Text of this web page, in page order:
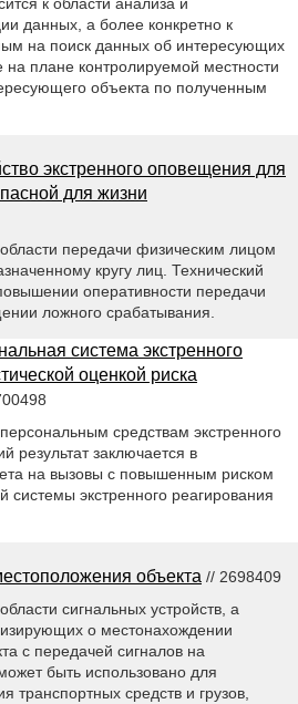
данных, а более конкретно к
на поиск данных об интересующих
на плане контролируемой местности
объекта по полученным
экстренного оповещения для
для жизни
передачи физическим лицом
кругу лиц. Технический
оперативности передачи
ложного срабатывания.
система экстренного
оценкой риска
средствам экстренного
результат заключается в
на вызовы с повышенным риском
системы экстренного реагирования
объекта // 2698409
сигнальных устройств, а
о местонахождении
с передачей сигналов на
быть использовано для
транспортных средств и грузов,